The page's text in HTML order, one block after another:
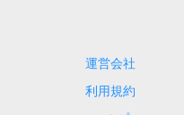
運営会社
利用規約